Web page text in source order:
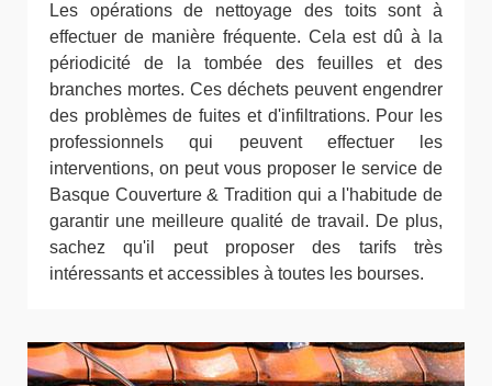
Les opérations de nettoyage des toits sont à
effectuer de manière fréquente. Cela est dû à la
périodicité de la tombée des feuilles et des
branches mortes. Ces déchets peuvent engendrer
des problèmes de fuites et d'infiltrations. Pour les
professionnels qui peuvent effectuer les
interventions, on peut vous proposer le service de
Basque Couverture & Tradition qui a l'habitude de
garantir une meilleure qualité de travail. De plus,
sachez qu'il peut proposer des tarifs très
intéressants et accessibles à toutes les bourses.